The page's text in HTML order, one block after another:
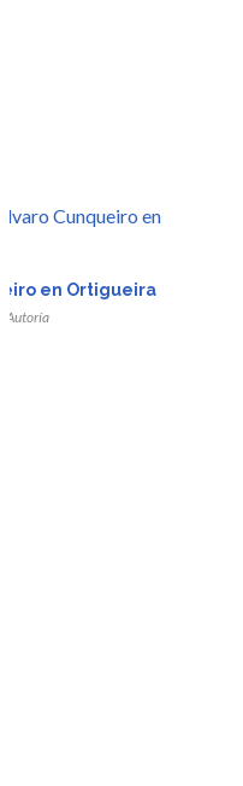
en Ortigueira
Autoría